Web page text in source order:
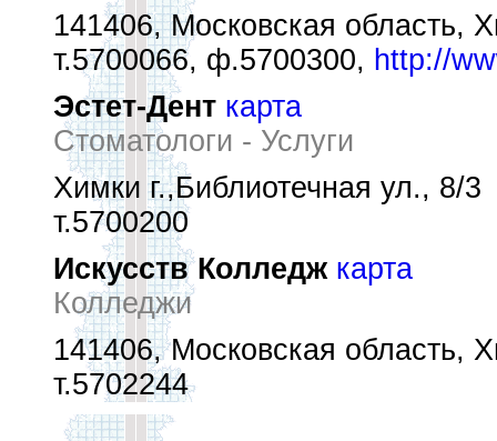
141406, Московская область,
т.5700066, ф.5700300, http://
Эстет-Дент карта
Стоматологи - Услуги
Химки г.,Библиотечная ул., 8/3
т.5700200
Искусств Колледж карта
Колледжи
141406, Московская область,
т.5702244